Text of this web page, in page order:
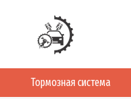
Тормозная система